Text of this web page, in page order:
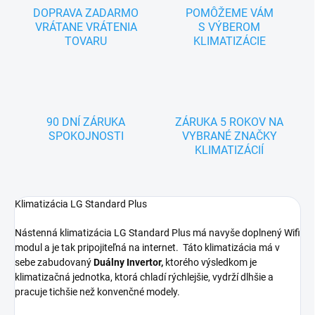
DOPRAVA ZADARMO
VRÁTANE VRÁTENIA
TOVARU
POMÔŽEME VÁM
S VÝBEROM
KLIMATIZÁCIE
90 DNÍ ZÁRUKA
SPOKOJNOSTI
ZÁRUKA 5 ROKOV NA
VYBRANÉ ZNAČKY
KLIMATIZÁCIÍ
Klimatizácia LG Standard Plus
Nástenná klimatizácia LG Standard Plus má navyše doplnený Wifi
modul a je tak pripojiteľná na internet. Táto klimatizácia má v
sebe zabudovanýDuálny Invertor, ktorého výsledkom je
klimatizačná jednotka, ktorá chladí rýchlejšie, vydrží dlhšie a
pracuje tichšie než konvenčné modely.